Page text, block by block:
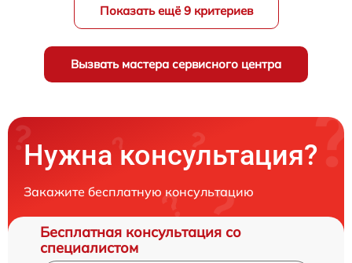
Показать ещё 9 критериев
Вызвать мастера сервисного центра
Нужна консультация?
Закажите бесплатную консультацию
Бесплатная консультация со
специалистом